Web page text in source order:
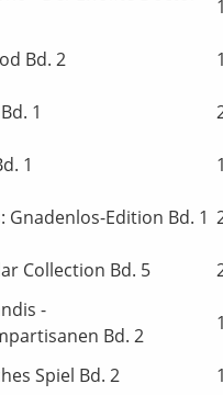
Bd. 2
1
1
Gnadenlos-Edition Bd. 1
Collection Bd. 5
-
Bd. 2
Spiel Bd. 2